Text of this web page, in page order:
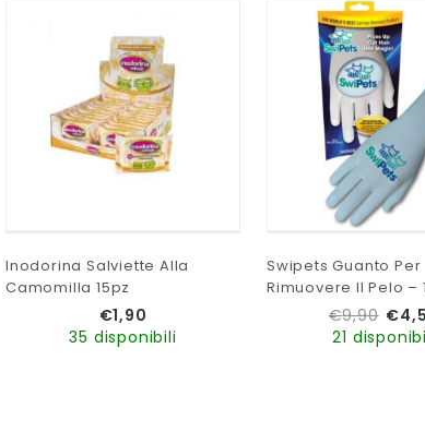
Inodorina Salviette Alla
Camomilla 15pz
€1,90
35 disponibili
Swipets Guanto Per
Rimuovere Il Pelo –
€9,90 €
21